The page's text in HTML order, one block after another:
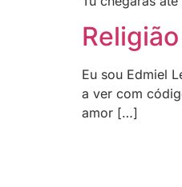
Religião
Eu sou Edmiel
a ver com
amor […]